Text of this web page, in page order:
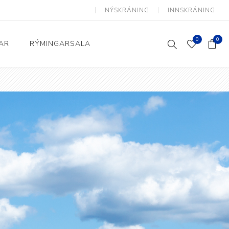
NÝSKRÁNING INNSKRÁNING
Baðherbergi
Eldhús
Lyftihægindastólar
Ruslafötur
Svefnherbergi
Athafnir daglegs lífs
RÝMINGARSALA 0 0